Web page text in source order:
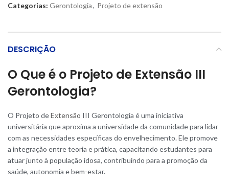
Categorias: Gerontologia, Projeto de extensão
DESCRIÇÃO
O Que é o Projeto de Extensão III
Gerontologia?
O Projeto deExtensão III Gerontologia é uma iniciativa
universitária que aproxima a universidade da comunidade para lidar
com as necessidades específicas do envelhecimento. Ele promove
a integração entre teoria e prática, capacitando estudantes para
atuar junto à população idosa, contribuindo para a promoção da
saúde, autonomia e bem-estar.